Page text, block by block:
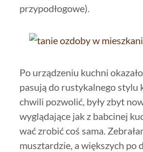
przypodłogowe).
Po urządzeniu kuchni
pasują do rustykalnego stylu
chwili pozwolić, były zbyt
wyglądające jak z babcinej
wać zrobić coś sama.
musztardzie, a większych po